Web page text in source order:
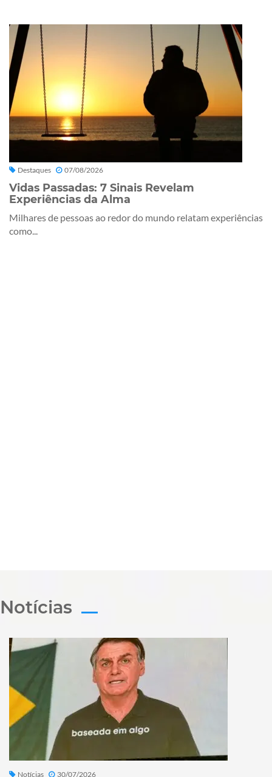
Destaques 07/08/2026
Vidas Passadas: 7 Sinais Revelam
Experiências da Alma
Milhares de pessoas ao redor do mundo relatam experiências
como...
Notícias
Notícias 30/07/2026